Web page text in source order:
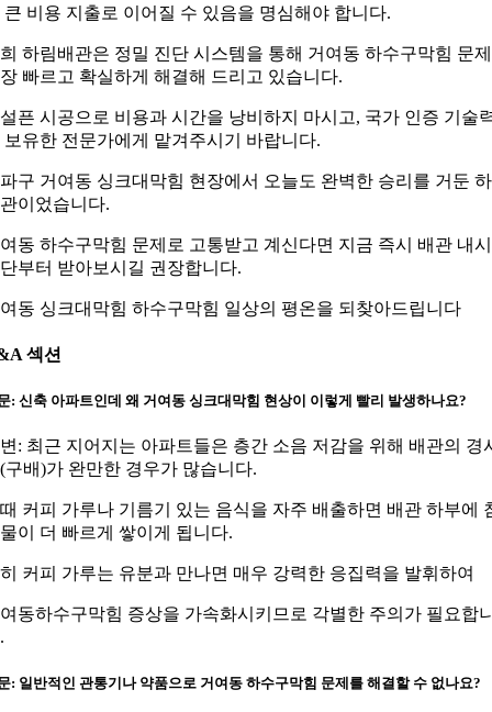
큰 비용 지출로 이어질 수 있음을 명심해야 합니다.
하림배관은 정밀 진단 시스템을 통해 거여동 하수구막힘 문
빠르고 확실하게 해결해 드리고 있습니다.
픈 시공으로 비용과 시간을 낭비하지 마시고, 국가 인증 기술
보유한 전문가에게 맡겨주시기 바랍니다.
구 거여동 싱크대막힘 현장에서 오늘도 완벽한 승리를 거둔
이었습니다.
동 하수구막힘 문제로 고통받고 계신다면 지금 즉시 배관 내
부터 받아보시길 권장합니다.
동 싱크대막힘 하수구막힘 일상의 평온을 되찾아드립니다
섹션
: 신축 아파트인데 왜 거여동 싱크대막힘 현상이 이렇게 빨리 발생하나요?
: 최근 지어지는 아파트들은 층간 소음 저감을 위해 배관의 경
구배)가 완만한 경우가 많습니다.
커피 가루나 기름기 있는 음식을 자주 배출하면 배관 하부에
이 더 빠르게 쌓이게 됩니다.
커피 가루는 유분과 만나면 매우 강력한 응집력을 발휘하여
동하수구막힘 증상을 가속화시키므로 각별한 주의가 필요합
: 일반적인 관통기나 약품으로 거여동 하수구막힘 문제를 해결할 수 없나요?